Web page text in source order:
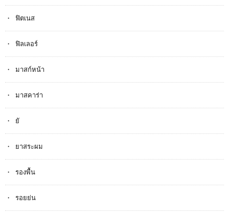
ฟิตเนส
ฟิลเลอร์
มาสก์หน้า
มาสคาร่า
ยั
ยาสระผม
รองพื้น
รอยย่น